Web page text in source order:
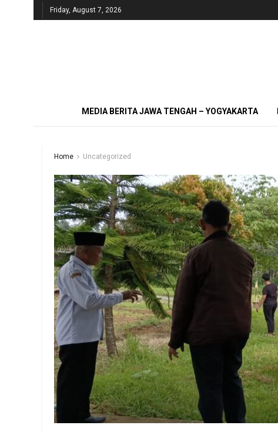
Friday, August 7, 2026
MEDIA BERITA JAWA TENGAH – YOGYAKARTA
Home Uncategorized